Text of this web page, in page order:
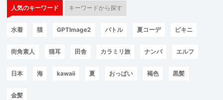
人気のキーワード キーワードから探す
水着 猫 GPTImage2 バトル 夏コーデ ビキニ
街角素人 猫耳 田舎 カラミリ旅 ナンパ エルフ
日本 海 kawaii 夏 おっぱい 褐色 黒髪
金髪